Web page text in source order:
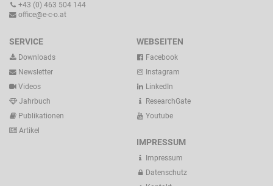
+43 (0) 463 504 144
office@e-c-o.at
SERVICE
Downloads
Newsletter
Videos
Jahrbuch
Publikationen
Artikel
WEBSEITEN
Facebook
Instagram
LinkedIn
ResearchGate
Youtube
IMPRESSUM
Impressum
Datenschutz